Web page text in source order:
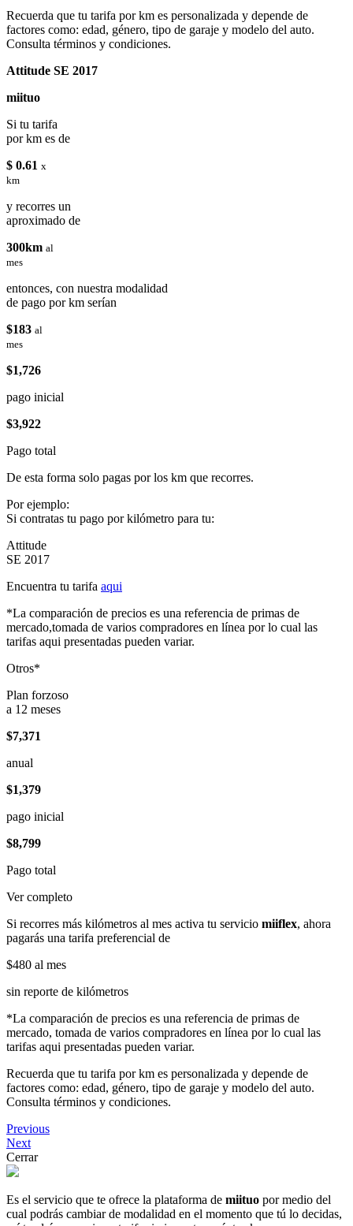
Recuerda que tu tarifa por km es personalizada y depende de
factores como: edad, género, tipo de garaje y modelo del auto.
Consulta términos y condiciones.
Attitude SE 2017
miituo
Si tu tarifa
por km es de
$ 0.61 x
km
y recorres un
aproximado de
300km al
mes
entonces, con nuestra modalidad
de pago por km serían
$183 al
mes
$1,726
pago inicial
$3,922
Pago total
De esta forma solo pagas por los km que recorres.
Por ejemplo:
Si contratas tu pago por kilómetro para tu:
Attitude
SE 2017
Encuentra tu tarifa aqui
*La comparación de precios es una referencia de primas de
mercado,tomada de varios compradores en línea por lo cual las
tarifas aqui presentadas pueden variar.
Otros*
Plan forzoso
a 12 meses
$7,371
anual
$1,379
pago inicial
$8,799
Pago total
Ver completo
Si recorres más kilómetros al mes activa tu servicio miiflex, ahora
pagarás una tarifa preferencial de
$480 al mes
sin reporte de kilómetros
*La comparación de precios es una referencia de primas de
mercado, tomada de varios compradores en línea por lo cual las
tarifas aqui presentadas pueden variar.
Recuerda que tu tarifa por km es personalizada y depende de
factores como: edad, género, tipo de garaje y modelo del auto.
Consulta términos y condiciones.
Previous
Next
Cerrar
Es el servicio que te ofrece la plataforma de miituo por medio del
cual podrás cambiar de modalidad en el momento que tú lo decidas,